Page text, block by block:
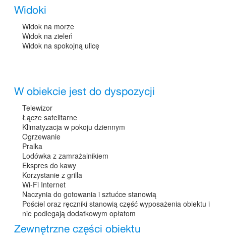
Widoki
Widok na morze
Widok na zieleń
Widok na spokojną ulicę
W obiekcie jest do dyspozycji
Telewizor
Łącze satelitarne
Klimatyzacja w pokoju dziennym
Ogrzewanie
Pralka
Lodówka z zamrażalnikiem
Ekspres do kawy
Korzystanie z grilla
Wi-Fi Internet
Naczynia do gotowania i sztućce stanowią
Pościel oraz ręczniki stanowią część wyposażenia obiektu i
nie podlegają dodatkowym opłatom
Zewnętrzne części obiektu